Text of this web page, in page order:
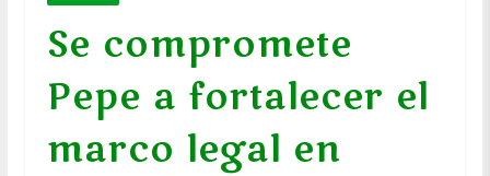
Se compromete
Pepe a fortalecer el
marco legal en